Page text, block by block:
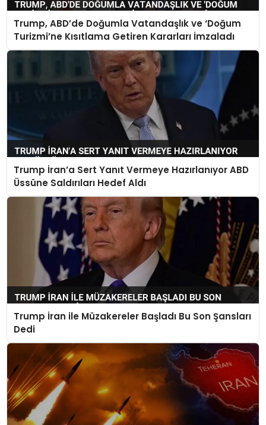
Trump, ABD’de Doğumla Vatandaşlık ve ‘Doğum
Turizmi’ne Kısıtlama Getiren Kararları İmzaladı
Trump İran’a Sert Yanıt Vermeye Hazırlanıyor ABD
Üssüne Saldırıları Hedef Aldı
Trump İran ile Müzakereler Başladı Bu Son Şansları
Dedi